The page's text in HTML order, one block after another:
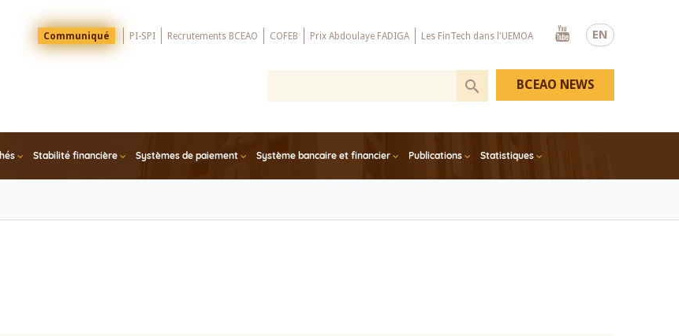
EN
Menu
Top
Communiqué PI-SPI Recrutements BCEAO COFEB Prix Abdoulaye FADIGA Les FinTech dans l'UEMOA
Youtube
Stabilité financière Systèmes de paiement Système bancaire et financier Publications Statistiques
BCEAO NEWS